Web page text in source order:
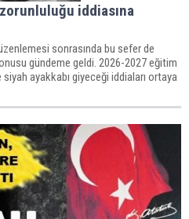
iddiasına
sonrasında bu sefer de
gündeme geldi. 2026-2027 eğitim
ayakkabı giyeceği iddiaları ortaya